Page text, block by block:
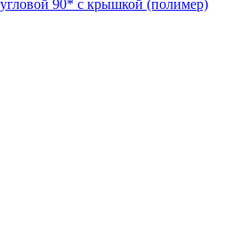
90* с крышкой (полимер)